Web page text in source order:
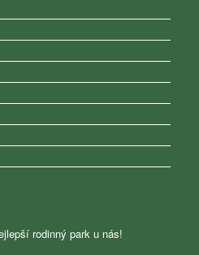
rodinný park u nás!